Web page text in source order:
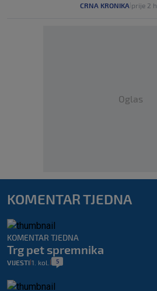
CRNA KRONIKA prije 2 h
Oglas
KOMENTAR TJEDNA
KOMENTAR TJEDNA
Trg pet spremnika
VIJESTI 1. kol. 5